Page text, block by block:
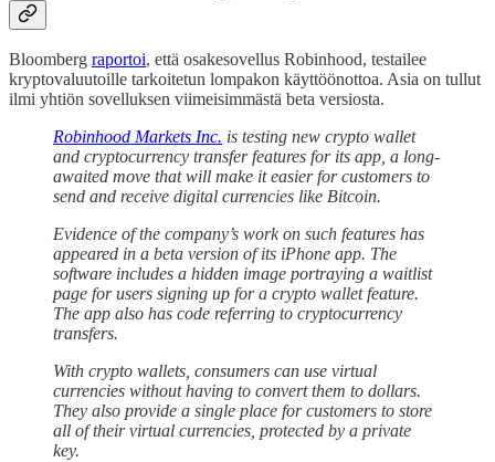
Bloomberg raportoi, että osakesovellus Robinhood, testailee
kryptovaluutoille tarkoitetun lompakon käyttöönottoa. Asia on tullut
ilmi yhtiön sovelluksen viimeisimmästä beta versiosta.
Robinhood Markets Inc. is testing new crypto wallet
and cryptocurrency transfer features for its app, a long-
awaited move that will make it easier for customers to
send and receive digital currencies like Bitcoin.
Evidence of the company’s work on such features has
appeared in a beta version of its iPhone app. The
software includes a hidden image portraying a waitlist
page for users signing up for a crypto wallet feature.
The app also has code referring to cryptocurrency
transfers.
With crypto wallets, consumers can use virtual
currencies without having to convert them to dollars.
They also provide a single place for customers to store
all of their virtual currencies, protected by a private
key.